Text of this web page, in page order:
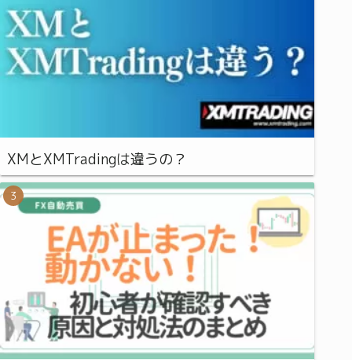
XMとXMTradingは違うの？